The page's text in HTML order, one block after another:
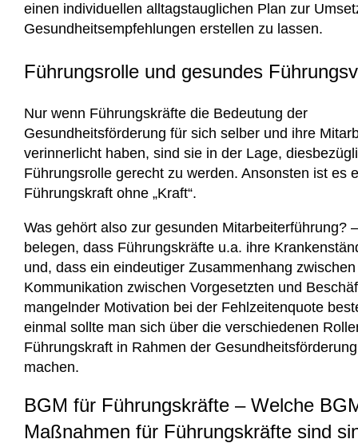
einen individuellen alltagstauglichen Plan zur
Gesundheitsempfehlungen erstellen zu lassen.
Führungsrolle und gesundes
Nur wenn Führungskräfte die Bedeutung der
Gesundheitsförderung für sich selber und ihre
verinnerlicht haben, sind sie in der Lage,
Führungsrolle gerecht zu werden. Ansonsten ist es
Führungskraft ohne „Kraft“.
Was gehört also zur gesunden Mitarbeiterführung?
belegen, dass Führungskräfte u.a. ihre
und, dass ein eindeutiger Zusammenhang
Kommunikation zwischen Vorgesetzten und
mangelnder Motivation bei der Fehlzeitenquote
einmal sollte man sich über die verschiedenen
Führungskraft in Rahmen der
machen.
BGM für Führungskräfte – Welche
Maßnahmen für Führungskräfte sind